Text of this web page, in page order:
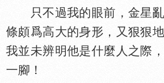
只不過我的眼前，金星亂
條頗爲高大的身形，又狠狠
我並未辨明他是什麼人之際，
一腳！